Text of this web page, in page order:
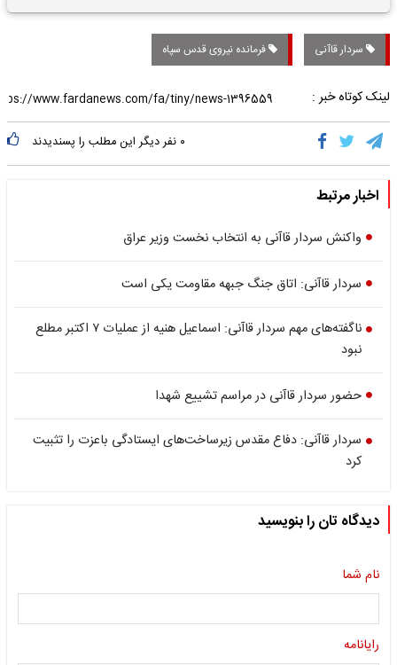
تاریخی واریز خواهد شد؟
سردار ‌قاآنی فرمانده نیروی قدس سپاه
لینک کوتاه خبر :
۰ نفر دیگر این مطلب را پسندیدند
اخبار مرتبط
واکنش سردار قاآنی به انتخاب نخست وزیر عراق
سردار قاآنی: اتاق جنگ جبهه مقاومت یکی است
ناگفته‌‌های مهم سردار قاآنی: اسماعیل هنیه از عملیات ۷ اکتبر مطلع
نبود
حضور سردار قاآنی در مراسم تشییع شهدا
سردار قاآنی:‌ دفاع مقدس زیرساخت‌های ایستادگی باعزت را تثبیت
کرد
دیدگاه تان را بنویسید
نام شما
رایانامه